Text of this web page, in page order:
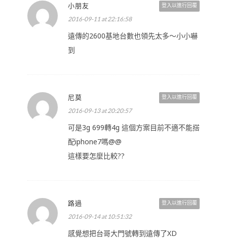
登入以進行回覆
小朋友
2016-09-11 at 22:16:58
遠傳的2600基地台數也領先太多～小小嚇
到
登入以進行回覆
尼莫
2016-09-13 at 20:20:57
可是3g 699轉4g 這個方案目前不適不能搭
配iphone7嗎@@
這樣要怎麼比較??
登入以進行回覆
路過
2016-09-14 at 10:51:32
感覺想把台哥大門號轉到遠傳了XD